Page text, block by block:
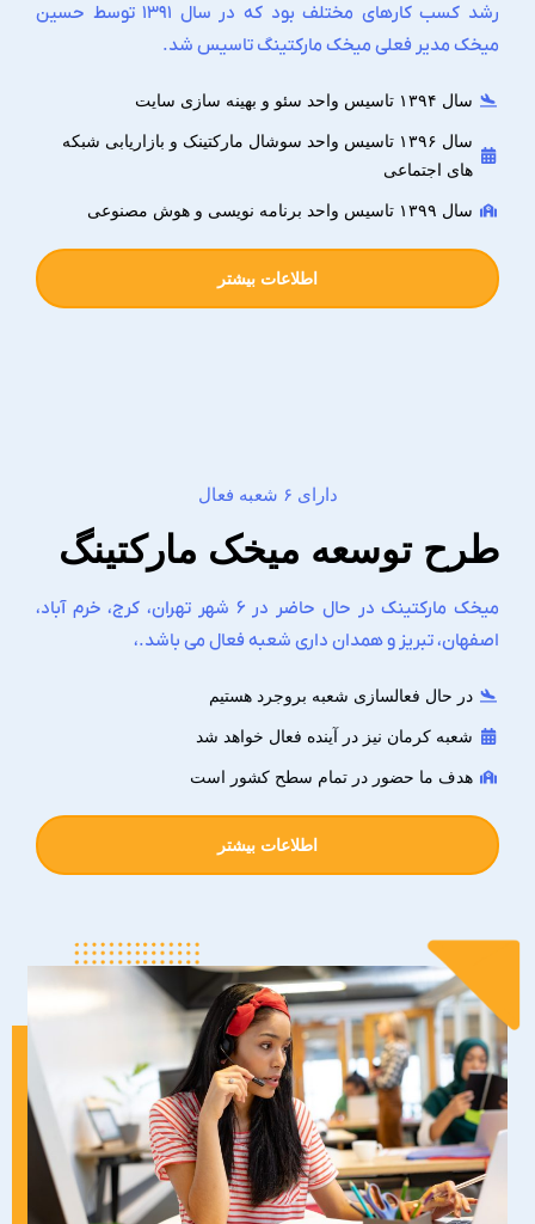
رشد کسب کارهای مختلف بود که در سال ۱۳۹۱ توسط حسین
میخک مدیر فعلی میخک مارکتینگ تاسیس شد.
سال ۱۳۹۴ تاسیس واحد سئو و بهینه سازی سایت
سال ۱۳۹۶ تاسیس واحد سوشال مارکتینک و بازاریابی شبکه
های اجتماعی
سال ۱۳۹۹ تاسیس واحد برنامه نویسی و هوش مصنوعی
اطلاعات بیشتر
دارای ۶ شعبه فعال
طرح توسعه میخک مارکتینگ
میخک مارکتینک در حال حاضر در ۶ شهر تهران، کرج، خرم آباد،
اصفهان، تبریز و همدان داری شعبه فعال می باشد.،
در حال فعالسازی شعبه بروجرد هستیم
شعبه کرمان نیز در آینده فعال خواهد شد
هدف ما حضور در تمام سطح کشور است
اطلاعات بیشتر